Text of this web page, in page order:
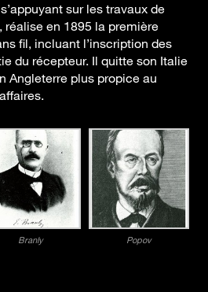
sur les travaux de
, réalise en 1895 la première
fil, incluant l’inscription des
du récepteur. Il quitte son Italie
Angleterre plus propice au
Branly Popov